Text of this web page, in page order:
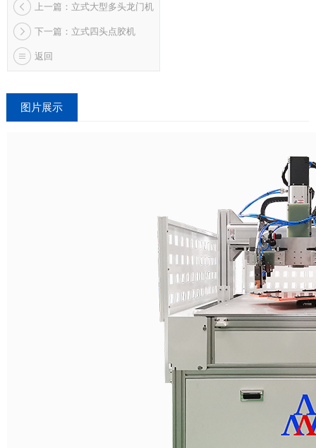
上一篇：立式大型多头龙门机
下一篇：立式四头点胶机
返回
图片展示